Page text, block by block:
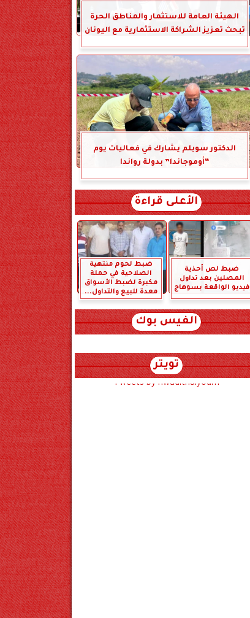
الهيئة العامة للاستثمار والمناطق الحرة
تبحث تعزيز الشراكة الاستثمارية مع اليونان
الدكتور سويلم يشارك في فعاليات يوم
“أوموجاندا” بدولة رواندا
الأعلى قراءة
ضبط لص أحذية
المصلين بعد تداول
فيديو الواقعة بسوهاج
ضبط لحوم منتهية
الصلاحية في حملة
مكبرة لضبط الأسواق
معدة للبيع والتداول...
الفيس بوك
تويتر
Tweets by hwadithalyoum